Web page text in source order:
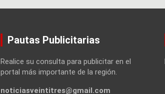
Pautas Publicitarias
Realice su consulta para publicitar en el
portal más importante de la región.
noticiasveintitres@gmail.com